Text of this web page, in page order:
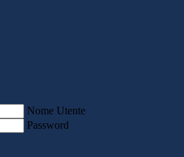
Nome Utente
Password